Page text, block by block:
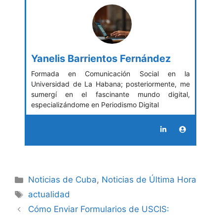
Yanelis Barrientos Fernández
Formada en Comunicación Social en la
Universidad de La Habana; posteriormente, me
sumergí en el fascinante mundo digital,
especializándome en Periodismo Digital
Categories
Noticias de Cuba, Noticias de Última Hora
Tags
actualidad
Cómo Enviar Formularios de USCIS: